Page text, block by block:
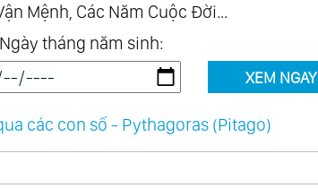
Mệnh, Các Năm Cuộc Đời...
Ngày tháng năm sinh:
XEM NGAY
các con số - Pythagoras (Pitago)